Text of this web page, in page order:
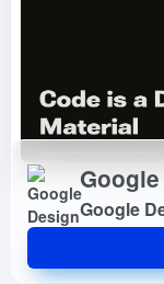
Google